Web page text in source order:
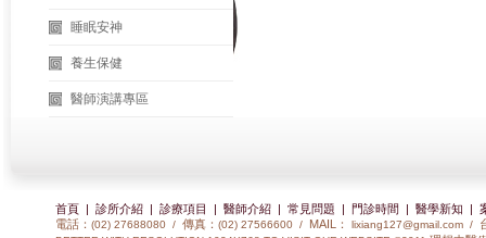
睡眠安神
養生保健
醫師演講專區
首頁| 診所介紹| 診療項目 | 醫師介紹| 常見問題 | 門診時間 | 醫學新知 |
電話： (02) 27688080 / 傳真： (02) 27566600 / MAIL： lixiang127@gmail.com /